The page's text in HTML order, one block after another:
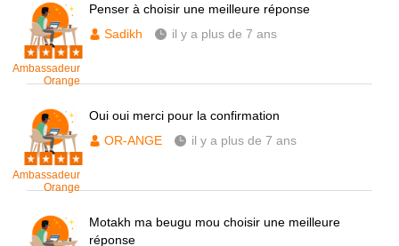
Ambassadeur
Orange
Penser à choisir une meilleure réponse
Sadikh
il y a plus de 7 ans
Ambassadeur
Orange
Oui oui merci pour la confirmation
OR-ANGE
il y a plus de 7 ans
Motakh ma beugu mou choisir une meilleure
réponse